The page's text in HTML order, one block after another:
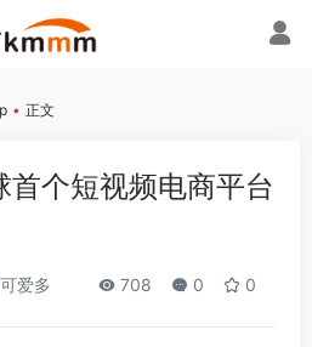
• 正文
个短视频电商平台
可爱多 708 0 0